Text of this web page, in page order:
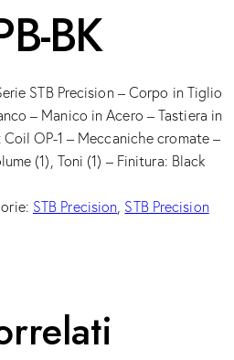
BK
STB Precision – Corpo in Tiglio
– Manico in Acero – Tastiera in
OP-1 – Meccaniche cromate –
(1), Toni (1) – Finitura: Black
STB Precision, STB Precision